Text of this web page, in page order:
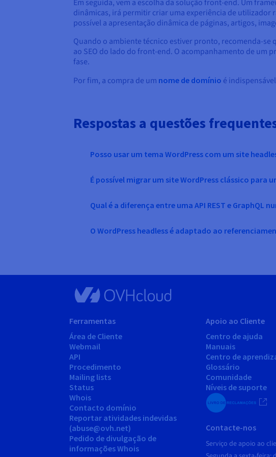
Em seguida, vem a escolha da solução front-end. Um
dinâmicas, irá permitir criar uma experiência de utilizador
possível a apresentação dinâmica de páginas, artigos,
Quando o ambiente técnico estiver pronto, recomenda-se
ao SEO do lado do front-end. O acompanhamento de um
fase.
Por fim, a compra de um nome de domínio é
Respostas a questões
Posso usar um tema WordPress com um site
É possível migrar um site WordPress clássico para
Qual é a diferença entre uma API REST e GraphQL
O WordPress headless é adaptado ao
Ferramentas
Área de Cliente
Webmail
API
Procedimento
Mailing lists
Status
Whois
Contacto domínio
Reportar atividades indevidas
(abuse@ovh.net)
Pedido de divulgação de
informações Whois
Apoio ao Cliente
Centro de ajuda
Manuais
Centro de
Glossário
Comunidade
Níveis de suporte
Contacte-nos
Serviço de apoio ao